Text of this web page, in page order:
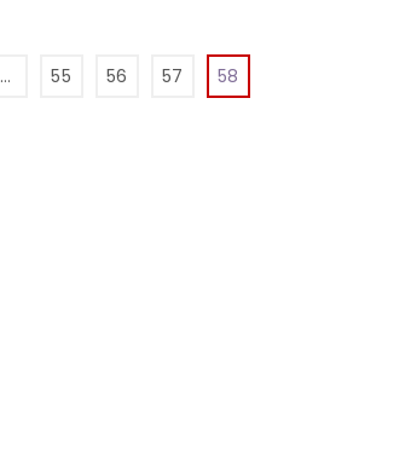
Ein Link zum Erstellen eines
… 55 56 57 58